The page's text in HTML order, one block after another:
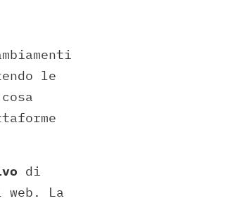
le
di
La